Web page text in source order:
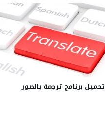
تحميل برنامج ترجمة بالصور